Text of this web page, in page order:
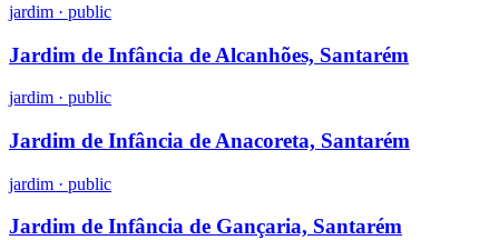
jardim · public
Jardim de Infância de Alcanhões, Santarém
jardim · public
Jardim de Infância de Anacoreta, Santarém
jardim · public
Jardim de Infância de Gançaria, Santarém